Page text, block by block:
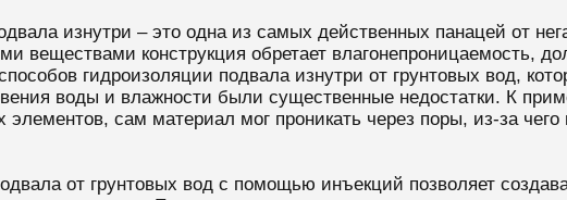
изнутри – это одна из самых действенных панацей от
веществами конструкция обретает влагонепроницаемость,
гидроизоляции подвала изнутри от грунтовых вод,
воды и влажности были существенные недостатки. К
элементов, сам материал мог проникать через поры, из-за
от грунтовых вод с помощью инъекций позволяет